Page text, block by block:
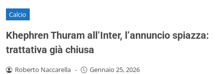
Calcio
Khephren Thuram all’Inter, l’annuncio spiazza:
trattativa già chiusa
Roberto Naccarella - Gennaio 25, 2026